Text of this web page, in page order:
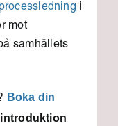
i
mot
samhällets
Boka din